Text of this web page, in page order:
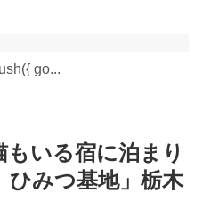
go...
いる宿に泊まり
みつ基地」栃木